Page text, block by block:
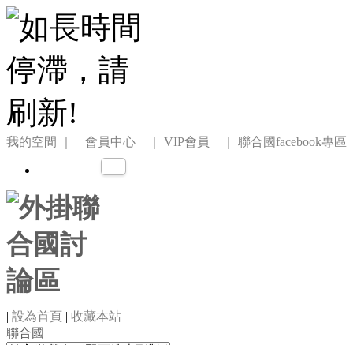
我的空間 ｜ 會員中心 ｜ VIP會員 ｜ 聯合國facebook專區
| 設為首頁 | 收藏本站
聯合國